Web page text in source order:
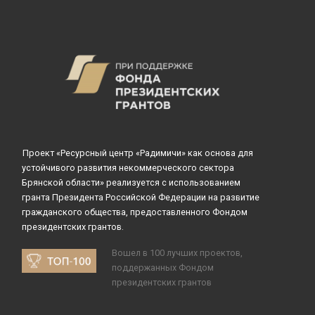
Проект «Ресурсный центр «Радимичи» как основа для
устойчивого развития некоммерческого сектора
Брянской области» реализуется с использованием
гранта Президента Российской Федерации на развитие
гражданского общества, предоставленного Фондом
президентских грантов.
Вошел в 100 лучших проектов,
поддержанных Фондом
президентских грантов